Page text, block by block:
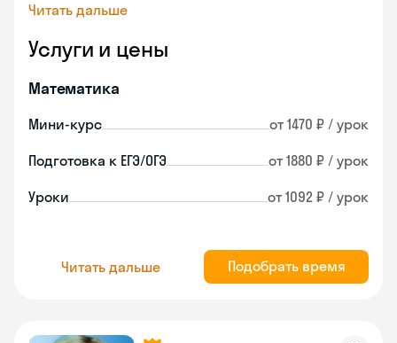
Читать дальше
Услуги и цены
Математика
Мини-курс от 1470 ₽ / урок
Подготовка к ЕГЭ/ОГЭ от 1880 ₽ / урок
Уроки от 1092 ₽ / урок
Читать дальше Подобрать время